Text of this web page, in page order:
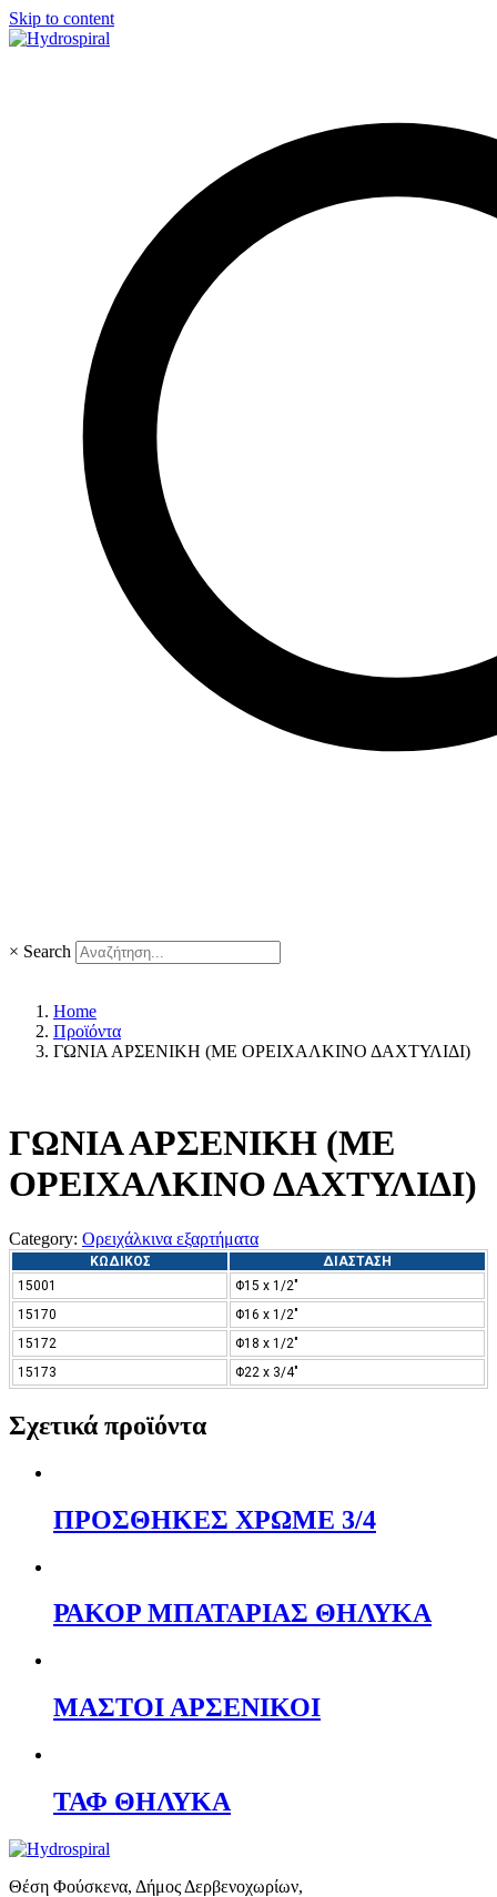
Skip to content
× Search
Home
Προϊόντα
ΓΩΝΙΑ ΑΡΣΕΝΙΚΗ (ΜΕ ΟΡΕΙΧΑΛΚΙΝΟ ΔΑΧΤΥΛΙΔΙ)
ΓΩΝΙΑ ΑΡΣΕΝΙΚΗ (ΜΕ
ΟΡΕΙΧΑΛΚΙΝΟ ΔΑΧΤΥΛΙΔΙ)
Category: Ορειχάλκινα εξαρτήματα
ΚΩΔΙΚΟΣ
ΔΙΑΣΤΑΣΗ
15001
Φ15 x 1/2″
15170
Φ16 x 1/2″
15172
Φ18 x 1/2″
15173
Φ22 x 3/4″
Σχετικά προϊόντα
ΠΡΟΣΘΗΚΕΣ ΧΡΩΜΕ 3/4
ΡΑΚΟΡ ΜΠΑΤΑΡΙΑΣ ΘΗΛΥΚΑ
ΜΑΣΤΟΙ ΑΡΣΕΝΙΚΟΙ
ΤΑΦ ΘΗΛΥΚΑ
Θέση Φούσκενα, Δήμος Δερβενοχωρίων,